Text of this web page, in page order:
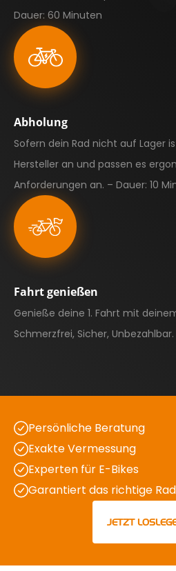
Dauer: 60 Minuten
Abholung
Sofern dein Rad nicht auf Lager
Hersteller an und passen es
Anforderungen an. – Dauer: 10
Fahrt genießen
Genieße deine 1. Fahrt mit
Schmerzfrei, Sicher, Unbezahlbar.
Persönliche Beratung
Exakte Vermessung
Experten für E-Bikes
Garantiert das richtige Rad
JETZT